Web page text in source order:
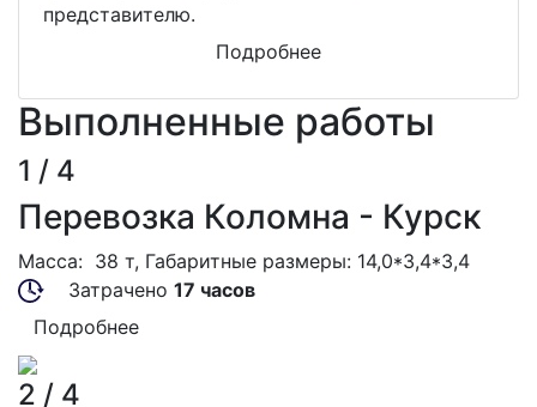
представителю.
Подробнее
Выполненные работы
1 / 4
Перевозка Коломна - Курск
Масса: 38 т, Габаритные размеры: 14,0*3,4*3,4
Затрачено 17 часов
Подробнее
2 / 4